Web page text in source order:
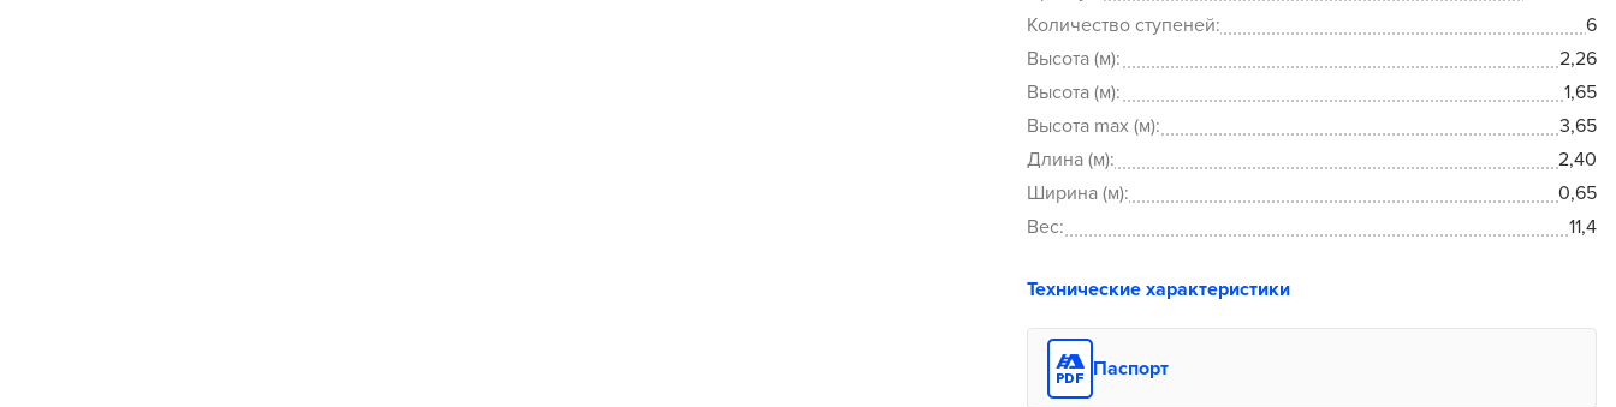
Количество ступеней:
6
Высота (м):
2,26
Высота (м):
1,65
Высота max (м):
3,65
Длина (м):
2,40
Ширина (м):
0,65
Вес:
11,4
Технические характеристики
Паспорт